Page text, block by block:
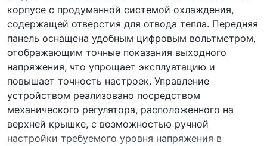
корпусе с продуманной системой охлаждения,
содержащей отверстия для отвода тепла. Передняя
панель оснащена удобным цифровым вольтметром,
отображающим точные показания выходного
напряжения, что упрощает эксплуатацию и
повышает точность настроек. Управление
устройством реализовано посредством
механического регулятора, расположенного на
верхней крышке, с возможностью ручной
настройки требуемого уровня напряжения в